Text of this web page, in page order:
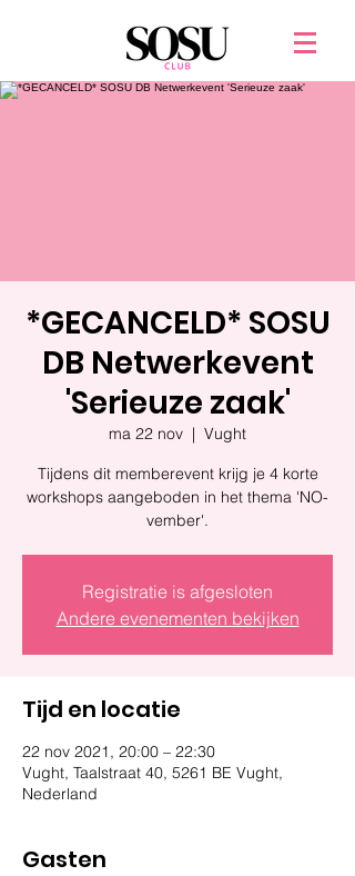
*GECANCELD* SOSU
DB Netwerkevent
'Serieuze zaak'
ma 22 nov
  |
Vught
Tijdens dit memberevent krijg je 4 korte
workshops aangeboden in het thema 'NO-
vember'.
Registratie is afgesloten
Andere evenementen bekijken
Tijd en locatie
22 nov 2021, 20:00 – 22:30
Vught, Taalstraat 40, 5261 BE Vught,
Nederland
Gasten